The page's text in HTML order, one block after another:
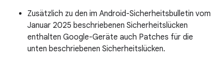
Zusätzlich zu den im Android-Sicherheitsbulletin vom
Januar 2025 beschriebenen Sicherheitslücken
enthalten Google-Geräte auch Patches für die
unten beschriebenen Sicherheitslücken.